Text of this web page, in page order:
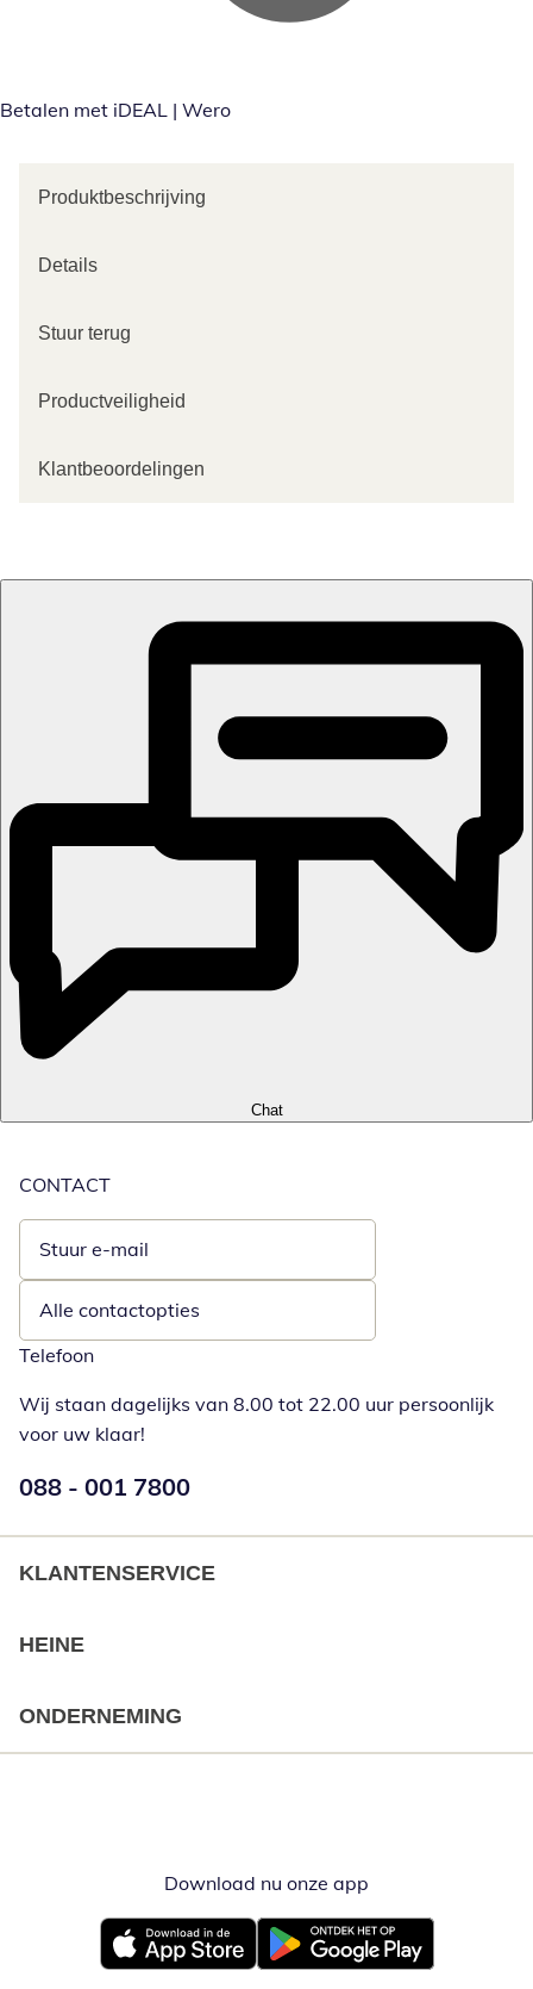
Betalen met iDEAL | Wero
Produktbeschrijving
Details
Stuur terug
Productveiligheid
Klantbeoordelingen
Chat
CONTACT
Stuur e-mail
Opent e-mailclient
Alle contactopties
Telefoon
Wij staan dagelijks van 8.00 tot 22.00 uur persoonlijk
voor uw klaar!
Telefoonnummer:
088 - 001 7800
KLANTENSERVICE
HEINE
ONDERNEMING
Download nu onze app
Opent in nieuw vensterOpent in nieuw venster